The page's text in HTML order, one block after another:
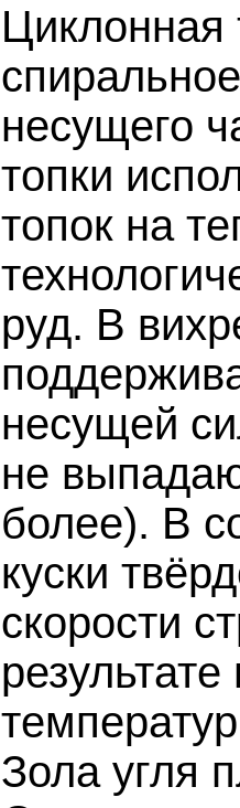
Циклонная
несущего
топки
топок на
руд. В
несущей
не
более). В
куски
скорости
Зола угля